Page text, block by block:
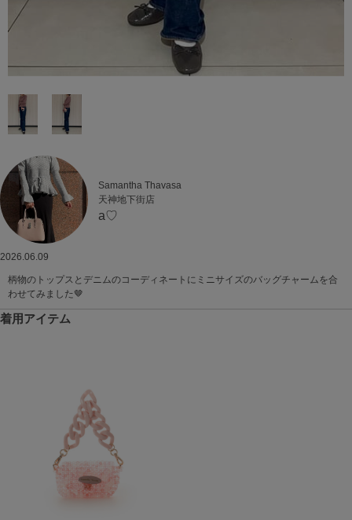
Samantha Thavasa
天神地下街店
a♡
2026.06.09
柄物のトップスとデニムのコーディネートにミニサイズのバッグチャームを合
わせてみました🤎
着用アイテム